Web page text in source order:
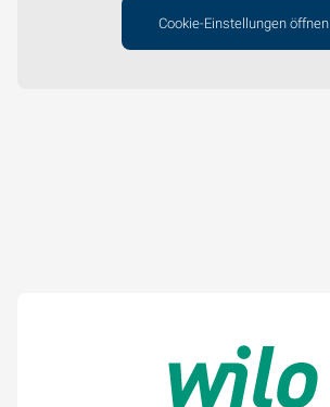
Cookie-Einstellungen öffnen